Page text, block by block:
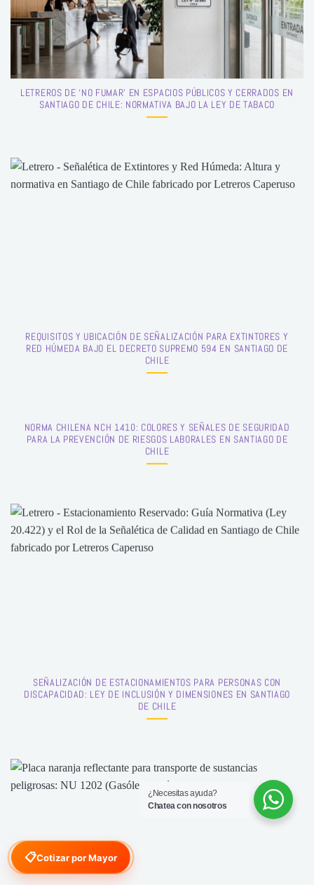
LETREROS DE ‘NO FUMAR’ EN ESPACIOS PÚBLICOS Y CERRADOS EN
SANTIAGO DE CHILE: NORMATIVA BAJO LA LEY DE TABACO
REQUISITOS Y UBICACIÓN DE SEÑALIZACIÓN PARA EXTINTORES Y
RED HÚMEDA BAJO EL DECRETO SUPREMO 594 EN SANTIAGO DE
CHILE
NORMA CHILENA NCH 1410: COLORES Y SEÑALES DE SEGURIDAD
PARA LA PREVENCIÓN DE RIESGOS LABORALES EN SANTIAGO DE
CHILE
SEÑALIZACIÓN DE ESTACIONAMIENTOS PARA PERSONAS CON
DISCAPACIDAD: LEY DE INCLUSIÓN Y DIMENSIONES EN SANTIAGO
DE CHILE
📋Cotizar por Mayor
¿Necesitas ayuda?
Chatea con nosotros